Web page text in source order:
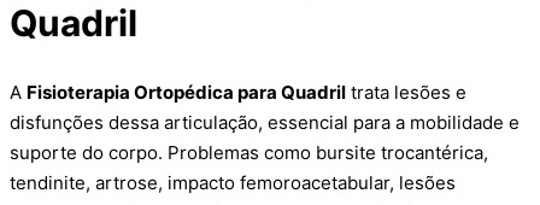
Quadril
A Fisioterapia Ortopédica para Quadril trata lesões e
disfunções dessa articulação, essencial para a mobilidade e
suporte do corpo. Problemas como bursite trocantérica,
tendinite, artrose, impacto femoroacetabular, lesões